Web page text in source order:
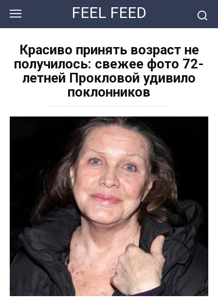
контенту
FEEL FEED
Красиво принять возраст не
получилось: свежее фото 72-
летней Прокловой удивило
поклонников